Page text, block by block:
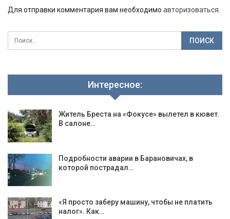
Для отправки комментария вам необходимо авторизоваться.
Интересное:
Житель Бреста на «Фокусе» вылетел в кювет.
В салоне…
Подробности аварии в Барановичах, в
которой пострадал…
«Я просто заберу машину, чтобы не платить
налог». Как…